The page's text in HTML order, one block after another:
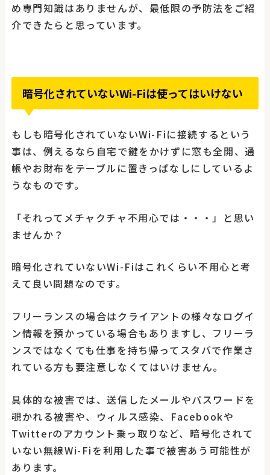
め専門知識はありませんが、最低限の予防法をご紹
介できたらと思っています。
暗号化されていないWi-Fiは使ってはいけない
もしも暗号化されていないWi-Fiに接続するという
事は、例えるなら自宅で鍵をかけずに窓も全開、通
帳やお財布をテーブルに置きっぱなしにしているよ
うなものです。
「それってメチャクチャ不用心では・・・」と思い
ませんか？
暗号化されていないWi-Fiはこれくらい不用心と考
えて良い問題なのです。
フリーランスの場合はクライアントの様々なログイ
ン情報を預かっている場合もありますし、フリーラ
ンスではなくても仕事を持ち帰ってスタバで作業さ
れている方も要注意しなくてはいけません。
具体的な被害では、送信したメールやパスワードを
覗かれる被害や、ウィルス感染、Facebookや
Twitterのアカウント乗っ取りなど、暗号化されて
いない無線Wi-Fiを利用した事で被害あう可能性が
あります。